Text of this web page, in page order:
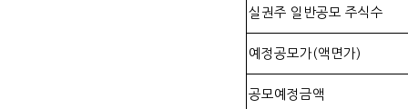
실권주 일반공모 주식수
예정공모가(액면가)
공모예정금액